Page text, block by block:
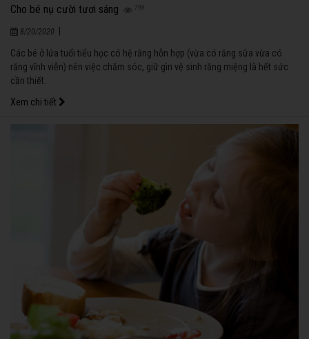
Cho bé nụ cười tươi sáng 798
8/20/2020
Các bé ở lứa tuổi tiểu học có hệ răng hỗn hợp (vừa có răng sữa vừa có
răng vĩnh viễn) nên việc chăm sóc, giữ gìn vệ sinh răng miệng là hết sức
cần thiết.
Xem chi tiết